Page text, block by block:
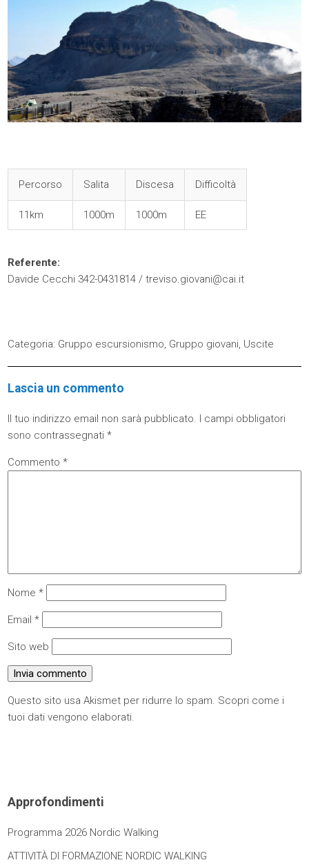
Percorso Salita Discesa Difficoltà
11km 1000m 1000m EE
Referente:
Davide Cecchi 342-0431814 / treviso.giovani@cai.it
Categoria: Gruppo escursionismo Gruppo giovani Uscite
Lascia un commento
Il tuo indirizzo email non sarà pubblicato. I campi obbligatori
sono contrassegnati*
Commento*
Nome*
Email*
Sito web
Questo sito usa Akismet per ridurre lo spam. Scopri come i
tuoi dati vengono elaborati.
Approfondimenti
Programma 2026 Nordic Walking
ATTIVITÀ DI FORMAZIONE NORDIC WALKING